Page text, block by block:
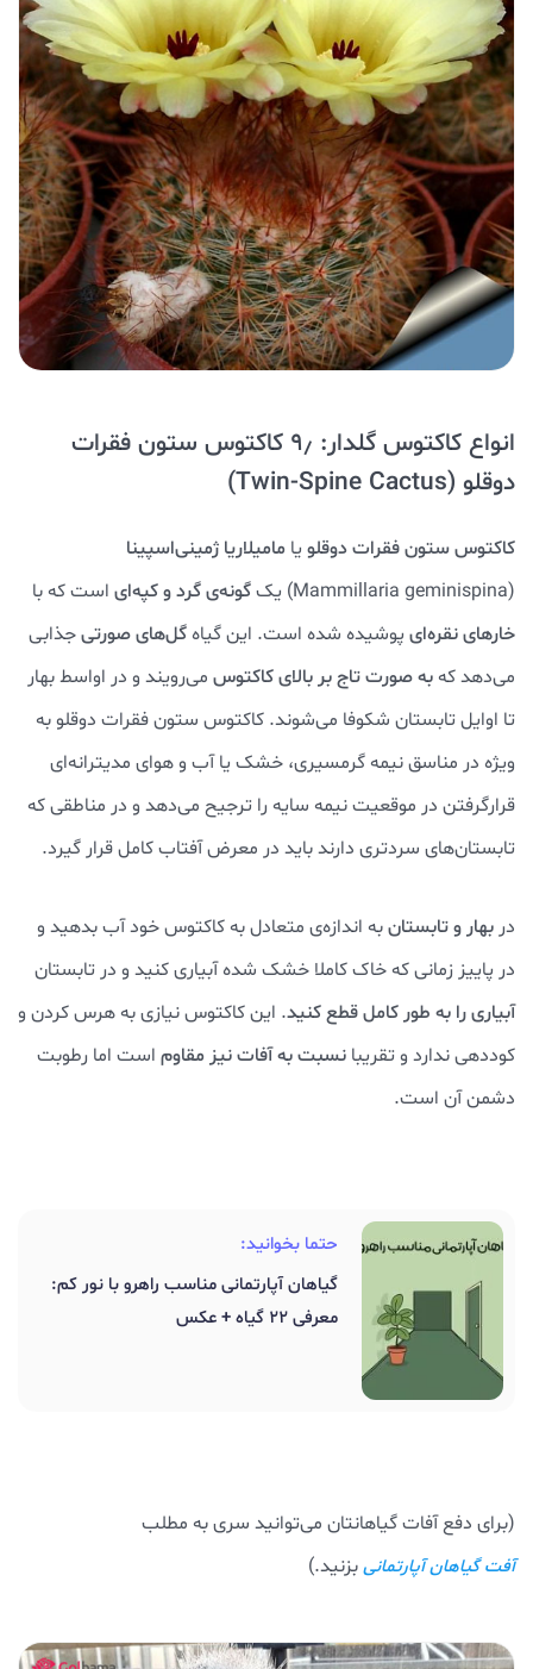
انواع کاکتوس گلدار: ۹٫ کاکتوس ستون فقرات
دوقلو (Twin-Spine Cactus)
کاکتوس ستون فقرات دوقلو یا مامیلاریا ژمینی‌اسپینا
(Mammillaria geminispina) یک
گونه‌ی گرد و کپه‌ای است که با
خارهای نقره‌ای پوشیده شده است. این گیاهگل‌های صورتیجذابی
می‌دهد کهبه صورت تاج بر بالای کاکتوس می‌رویند و در اواسط بهار
تا اوایل تابستان شکوفا می‌شوند. کاکتوس ستون فقرات دوقلو به
ویژه در مناسق نیمه گرمسیری، خشک یا آب و هوای مدیترانه‌ای
قرارگرفتن در موقعیت نیمه سایه را ترجیح می‌دهد و در مناطقی که
تابستان‌های سردتری دارند باید در معرض آفتاب کامل قرار گیرد.
در بهار و تابستانبه اندازه‌ی متعادل به کاکتوس خود آب بدهید و
در پاییز زمانی که خاک کاملا خشک شده آبیاری کنید و در تابستان
آبیاری را به طور کامل قطع کنید. این کاکتوس نیازی به هرس کردن و
کوددهی ندارد و تقریبا نسبت به آفات نیز مقاوم است اما رطوبت
دشمن آن است.
حتما بخوانید:
گیاهان آپارتمانی مناسب راهرو با نور کم:
معرفی 22 گیاه + عکس
(برای دفع آفات گیاهانتان می‌توانید سری به مطلب
آفت گیاهان آپارتمانیبزنید.)